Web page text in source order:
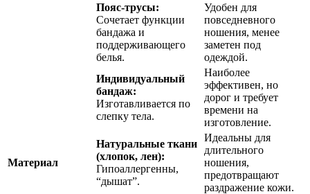
Пояс-трусы:
Сочетает функции
бандажа и
поддерживающего
белья.
Удобен для
повседневного
ношения, менее
заметен под
одеждой.
Индивидуальный
бандаж:
Изготавливается по
слепку тела.
Наиболее
эффективен, но
дорог и требует
времени на
изготовление.
Материал
Натуральные ткани
(хлопок, лен):
Гипоаллергенны,
“дышат”.
Идеальны для
длительного
ношения,
предотвращают
раздражение кожи.